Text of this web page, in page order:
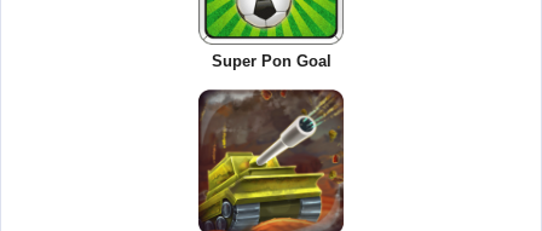
Super Pon Goal